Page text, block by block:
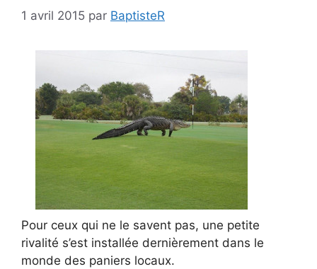
1 avril 2015 par BaptisteR
Pour ceux qui ne le savent pas, une petite
rivalité s’est installée dernièrement dans le
monde des paniers locaux.